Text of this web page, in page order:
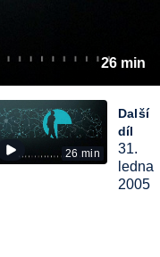
26 min
26 min
Další
díl
31.
ledna
2005